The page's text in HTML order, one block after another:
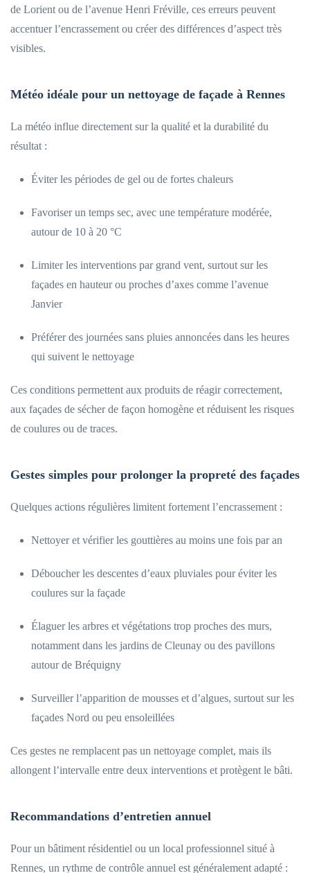
de Lorient ou de l’avenue Henri Fréville, ces erreurs peuvent
accentuer l’encrassement ou créer des différences d’aspect très
visibles.
Météo idéale pour un nettoyage de façade à Rennes
La météo influe directement sur la qualité et la durabilité du
résultat :
Éviter les périodes de gel ou de fortes chaleurs
Favoriser un temps sec, avec une température modérée,
autour de 10 à 20 °C
Limiter les interventions par grand vent, surtout sur les
façades en hauteur ou proches d’axes comme l’avenue
Janvier
Préférer des journées sans pluies annoncées dans les heures
qui suivent le nettoyage
Ces conditions permettent aux produits de réagir correctement,
aux façades de sécher de façon homogène et réduisent les risques
de coulures ou de traces.
Gestes simples pour prolonger la propreté des façades
Quelques actions régulières limitent fortement l’encrassement :
Nettoyer et vérifier les gouttières au moins une fois par an
Déboucher les descentes d’eaux pluviales pour éviter les
coulures sur la façade
Élaguer les arbres et végétations trop proches des murs,
notamment dans les jardins de Cleunay ou des pavillons
autour de Bréquigny
Surveiller l’apparition de mousses et d’algues, surtout sur les
façades Nord ou peu ensoleillées
Ces gestes ne remplacent pas un nettoyage complet, mais ils
allongent l’intervalle entre deux interventions et protègent le bâti.
Recommandations d’entretien annuel
Pour un bâtiment résidentiel ou un local professionnel situé à
Rennes, un rythme de contrôle annuel est généralement adapté :